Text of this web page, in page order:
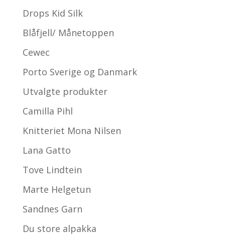
Drops Kid Silk
Blåfjell/ Månetoppen
Cewec
Porto Sverige og Danmark
Utvalgte produkter
Camilla Pihl
Knitteriet Mona Nilsen
Lana Gatto
Tove Lindtein
Marte Helgetun
Sandnes Garn
Du store alpakka